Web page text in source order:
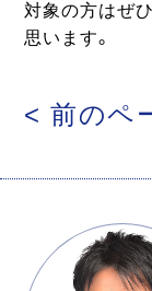
対象の方はぜ
思います。
< 前のペ